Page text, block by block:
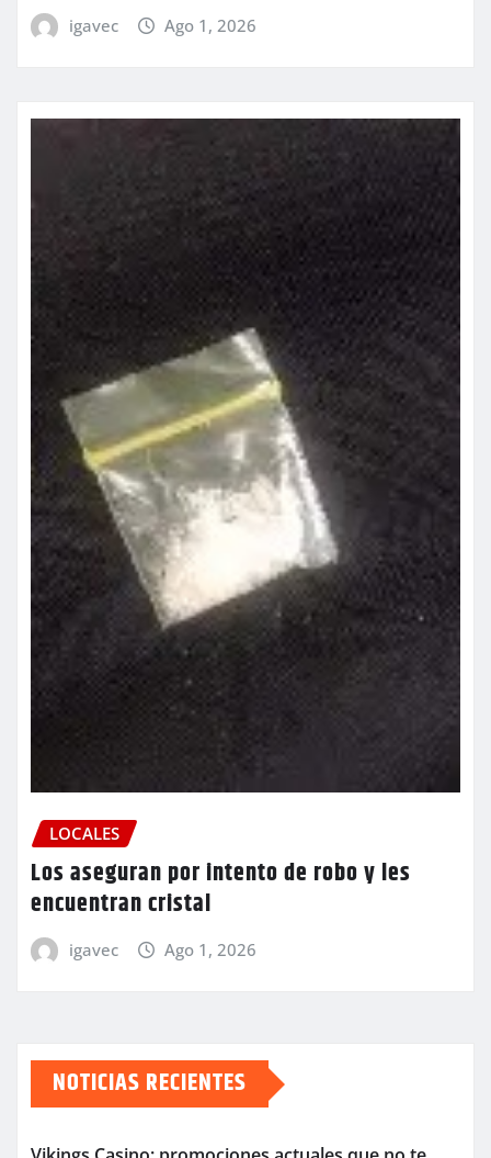
igavec Ago 1, 2026
LOCALES
Los aseguran por intento de robo y les
encuentran cristal
igavec Ago 1, 2026
NOTICIAS RECIENTES